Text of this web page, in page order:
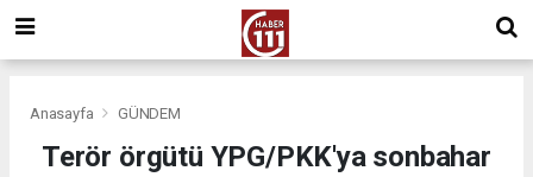
Anasayfa GÜNDEM
Terör örgütü YPG/PKK'ya sonbahar